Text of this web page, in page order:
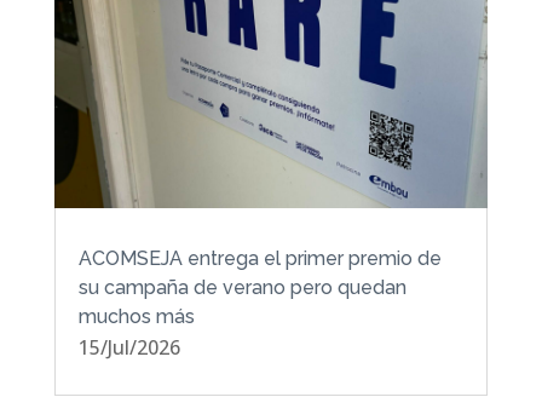
ACOMSEJA entrega el primer premio de
su campaña de verano pero quedan
muchos más
15/Jul/2026